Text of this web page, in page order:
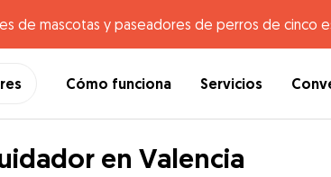
de mascotas y paseadores de perros de cinco
Cómo funciona Servicios
en Valencia